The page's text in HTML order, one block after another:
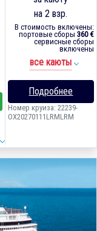
на 2 взр.
В стоимость включены:
портовые сборы 360 €
сервисные сборы
включены
все каюты
Подробнее
Номер круиза: 22239-
OX20270111LRMLRM